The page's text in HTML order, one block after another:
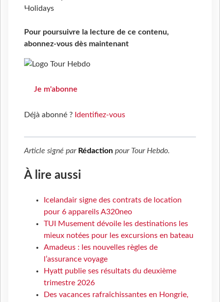
Pour poursuivre la lecture de ce contenu,
abonnez-vous dès maintenant
Je m'abonne
Déjà abonné ? Identifiez-vous
Article signé par Rédaction pour Tour Hebdo.
À lire aussi
Icelandair signe des contrats de location
pour 6 appareils A320neo
TUI Musement dévoile les destinations les
mieux notées pour les excursions en bateau
Amadeus : les nouvelles règles de
l’assurance voyage
Hyatt publie ses résultats du deuxième
trimestre 2026
Des vacances rafraîchissantes en Hongrie,